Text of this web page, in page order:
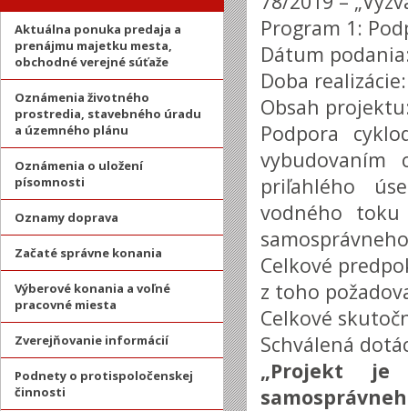
Aktuálna ponuka predaja a
prenájmu majetku mesta,
obchodné verejné súťaže
Oznámenia životného
prostredia, stavebného úradu
a územného plánu
Oznámenia o uložení
písomnosti
Oznamy doprava
Začaté správne konania
Výberové konania a voľné
pracovné miesta
Zverejňovanie informácií
Podnety o protispoločenskej
činnosti
Program 1:
Dátum
Doba
Obsah
Podpora
vybudovaním
priľahlého
vodného
Celkové
z toho
Celkové
Schválená
„Projekt je